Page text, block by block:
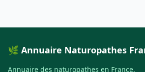
🌿 Annuaire Naturopathes
Annuaire des naturopathes en France.